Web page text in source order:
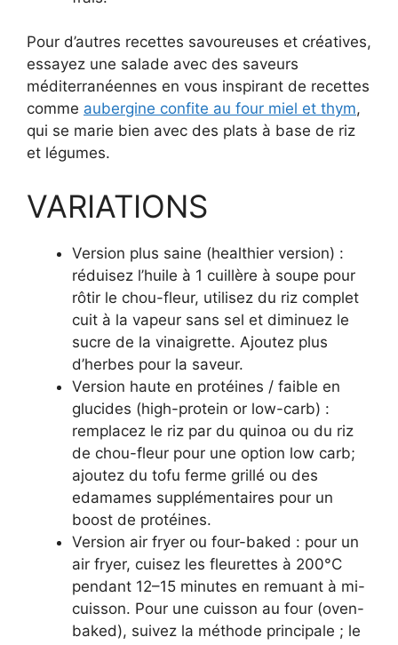
Pour d’autres recettes savoureuses et créatives,
essayez une salade avec des saveurs
méditerranéennes en vous inspirant de recettes
comme aubergine confite au four miel et thym,
qui se marie bien avec des plats à base de riz
et légumes.
VARIATIONS
Version plus saine (healthier version) :
réduisez l’huile à 1 cuillère à soupe pour
rôtir le chou-fleur, utilisez du riz complet
cuit à la vapeur sans sel et diminuez le
sucre de la vinaigrette. Ajoutez plus
d’herbes pour la saveur.
Version haute en protéines / faible en
glucides (high-protein or low-carb) :
remplacez le riz par du quinoa ou du riz
de chou-fleur pour une option low carb;
ajoutez du tofu ferme grillé ou des
edamames supplémentaires pour un
boost de protéines.
Version air fryer ou four-baked : pour un
air fryer, cuisez les fleurettes à 200°C
pendant 12–15 minutes en remuant à mi-
cuisson. Pour une cuisson au four (oven-
baked), suivez la méthode principale ; le